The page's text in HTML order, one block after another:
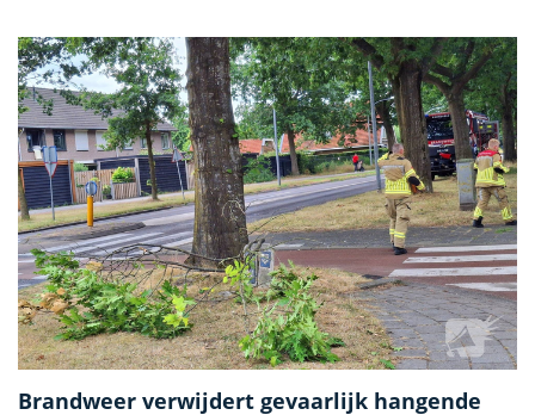
Brandweer verwijdert gevaarlijk hangende